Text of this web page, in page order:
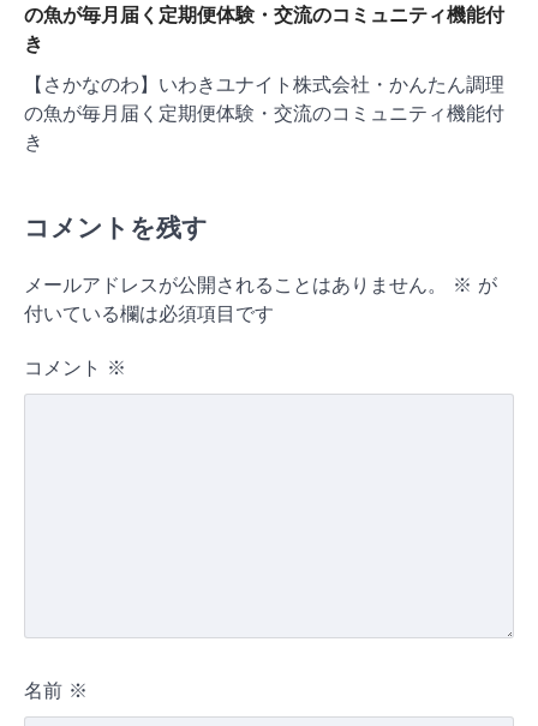
の魚が毎月届く定期便体験・交流のコミュニティ機能付
き
【さかなのわ】いわきユナイト株式会社・かんたん調理
の魚が毎月届く定期便体験・交流のコミュニティ機能付
き
コメントを残す
メールアドレスが公開されることはありません。 ※ が
付いている欄は必須項目です
コメント ※
名前 ※